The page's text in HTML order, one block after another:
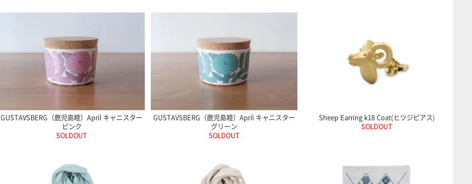
GUSTAVSBERG（鹿児島睦）April キャニスター
ピンク
SOLDOUT
GUSTAVSBERG（鹿児島睦）April キャニスター
グリーン
SOLDOUT
Sheep Earring k18 Coat(ヒツジピアス)
SOLDOUT